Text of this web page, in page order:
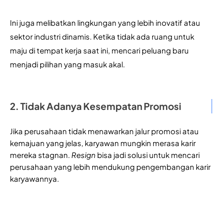
Ini juga melibatkan lingkungan yang lebih inovatif atau
sektor industri dinamis. Ketika tidak ada ruang untuk
maju di tempat kerja saat ini, mencari peluang baru
menjadi pilihan yang masuk akal.
2. Tidak Adanya Kesempatan Promosi
Jika perusahaan tidak menawarkan jalur promosi atau
kemajuan yang jelas, karyawan mungkin merasa karir
mereka stagnan. Resign bisa jadi solusi untuk mencari
perusahaan yang lebih mendukung pengembangan karir
karyawannya.